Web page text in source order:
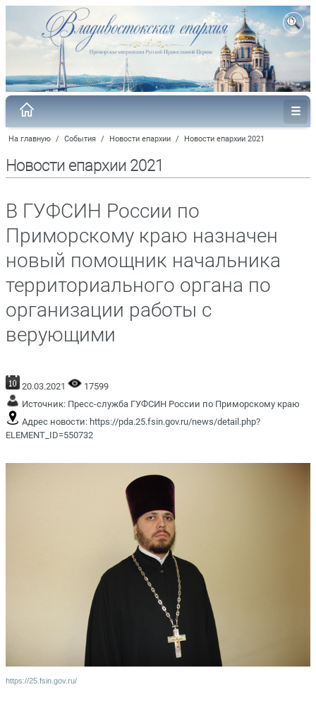
На главную / События / Новости епархии / Новости епархии 2021
Новости епархии 2021
В ГУФСИН России по
Приморскому краю назначен
новый помощник начальника
территориального органа по
организации работы с
верующими
20.03.2021
17599
Источник: Пресс-служба ГУФСИН России по Приморскому краю
Адрес новости: https://pda.25.fsin.gov.ru/news/detail.php?
ELEMENT_ID=550732
https://25.fsin.gov.ru/